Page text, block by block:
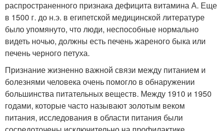
распространенного признака дефицита витамина А. Еще
в 1500 г. до н.э. в египетской медицинской литературе
было упомянуто, что люди, неспособные нормально
видеть ночью, должны есть печень жареного быка или
печень черного петуха.
Признание жизненно важной связи между питанием и
болезнями человека очень помогло в обнаружении
большинства питательных веществ. Между 1910 и 1950
годами, которые часто называют золотым веком
питания, исследования в области питания были